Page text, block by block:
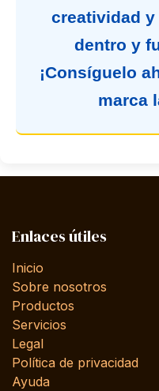
creatividad y
dentro y
¡Consíguelo
marca
Enlaces útiles
Inicio
Sobre nosotros
Productos
Servicios
Legal
Política de privacidad
Ayuda